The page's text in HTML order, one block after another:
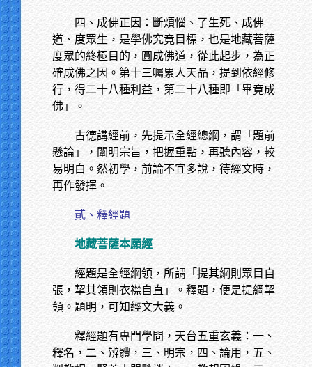
四、成佛正因：斷煩惱、了生死、成佛
道、度眾生，是學佛究竟目標，也是地藏菩薩
度眾的終極目的，圓成佛道，從此起步，為正
確成佛之因。第十三囑累人天品，提到依經修
行，得二十八種利益，第二十八種即「畢竟成
佛」。
古德講經前，先提示全經總綱，謂「題前
懸論」，闡明宗旨，把握重點，再聽內容，較
易明白。然初學，前論不宜多說，待經文時，
再作發揮。
貳、釋經題
地藏菩薩本願經
經題是全經綱領，所謂「提其綱則眾目自
張，挈其領則衣襟自直」。釋題，便是提綱挈
領。題明，可知經文大義。
釋經題有專門學問，天台五重玄義：一、
釋名，二、辨體，三、明宗，四、論用，五、